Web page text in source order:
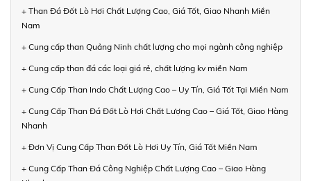
+ Than Đá Đốt Lò Hơi Chất Lượng Cao, Giá Tốt, Giao Nhanh Miền
Nam
+ Cung cấp than Quảng Ninh chất lượng cho mọi ngành công nghiệp
+ Cung cấp than đá các loại giá rẻ, chất lượng kv miền Nam
+ Cung Cấp Than Indo Chất Lượng Cao – Uy Tín, Giá Tốt Tại Miền Nam
+ Cung Cấp Than Đá Đốt Lò Hơi Chất Lượng Cao – Giá Tốt, Giao Hàng
Nhanh
+ Đơn Vị Cung Cấp Than Đốt Lò Hơi Uy Tín, Giá Tốt Miền Nam
+ Cung Cấp Than Đá Công Nghiệp Chất Lượng Cao – Giao Hàng